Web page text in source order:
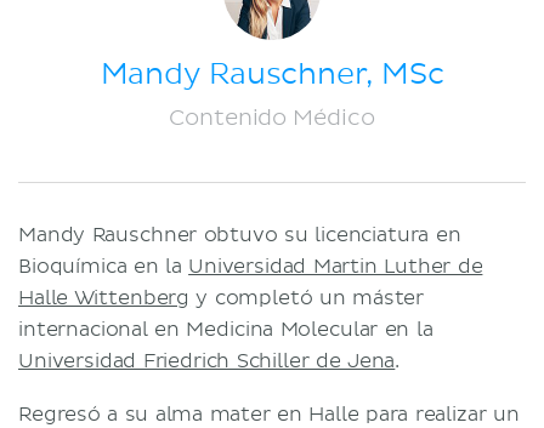
Empleos
Contact
Compañía
Términos y condiciones
Mandy Rauschner, MSc
Contenido Médico
Mandy Rauschner obtuvo su licenciatura en
Bioquímica en la Universidad Martin Luther de
Halle Wittenberg y completó un máster
internacional en Medicina Molecular en la
Universidad Friedrich Schiller de Jena.
Regresó a su alma mater en Halle para realizar un